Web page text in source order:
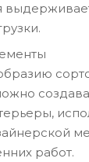
работ.